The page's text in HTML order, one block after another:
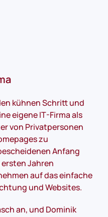
kühnen Schritt und
eigene IT-Firma als
von Privatpersonen
zu
Anfang
Jahren
auf das einfache
und Websites.
an, und Dominik